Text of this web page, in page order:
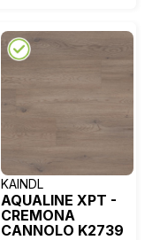
KAINDL
AQUALINE XPT -
CREMONA
CANNOLO K2739